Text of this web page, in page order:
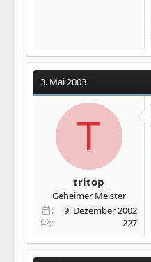
3. Mai 2003
T
tritop
Geheimer Meister
9. Dezember 2002
227